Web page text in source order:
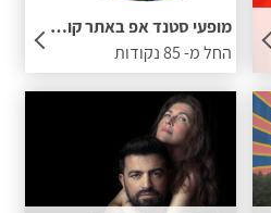
מופעי סטנד אפ באתר קומי - 50 ש"ח הנחה בתוספת נקודות
החל מ- 85 נקודות